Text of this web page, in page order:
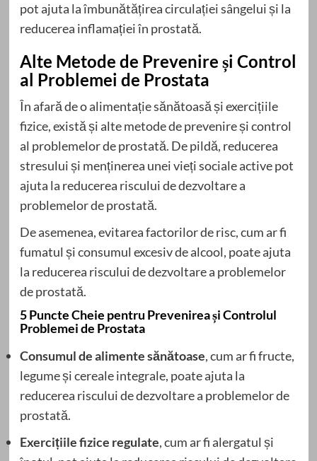
pot ajuta la îmbunătățirea circulației sângelui și la
reducerea inflamației în prostată.
Alte Metode de Prevenire și Control
al Problemei de Prostata
În afară de o alimentație sănătoasă și exercițiile
fizice, există și alte metode de prevenire și control
al problemelor de prostată. De pildă, reducerea
stresului și menținerea unei vieți sociale active pot
ajuta la reducerea riscului de dezvoltare a
problemelor de prostată.
De asemenea, evitarea factorilor de risc, cum ar fi
fumatul și consumul excesiv de alcool, poate ajuta
la reducerea riscului de dezvoltare a problemelor
de prostată.
5 Puncte Cheie pentru Prevenirea și Controlul
Problemei de Prostata
Consumul de alimente sănătoase, cum ar fi fructe,
legume și cereale integrale, poate ajuta la
reducerea riscului de dezvoltare a problemelor de
prostată.
Exercițiile fizice regulate, cum ar fi alergatul și